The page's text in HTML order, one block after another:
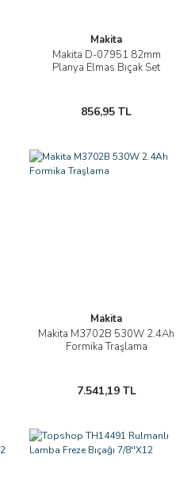
Makita
Makita D-07951 82mm
Planya Elmas Bıçak Set
856,95 TL
Makita
Makita M3702B 530W 2.4Ah
Formika Traşlama
7.541,19 TL